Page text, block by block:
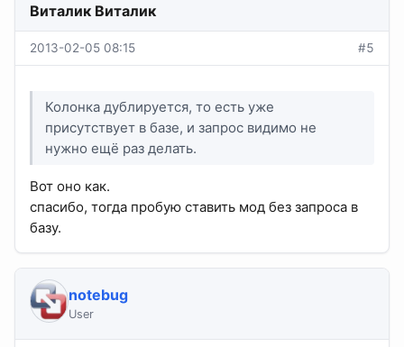
Виталик Виталик
2013-02-05 08:15 #5
Колонка дублируется, то есть уже
присутствует в базе, и запрос видимо не
нужно ещё раз делать.
Вот оно как.
спасибо, тогда пробую ставить мод без запроса в
базу.
notebug
User